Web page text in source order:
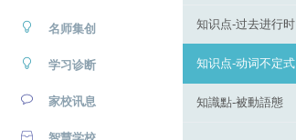
名师集创
学习诊断
家校讯息
知识点-过去进行时
知识点-动词不定式
知識點-被動語態